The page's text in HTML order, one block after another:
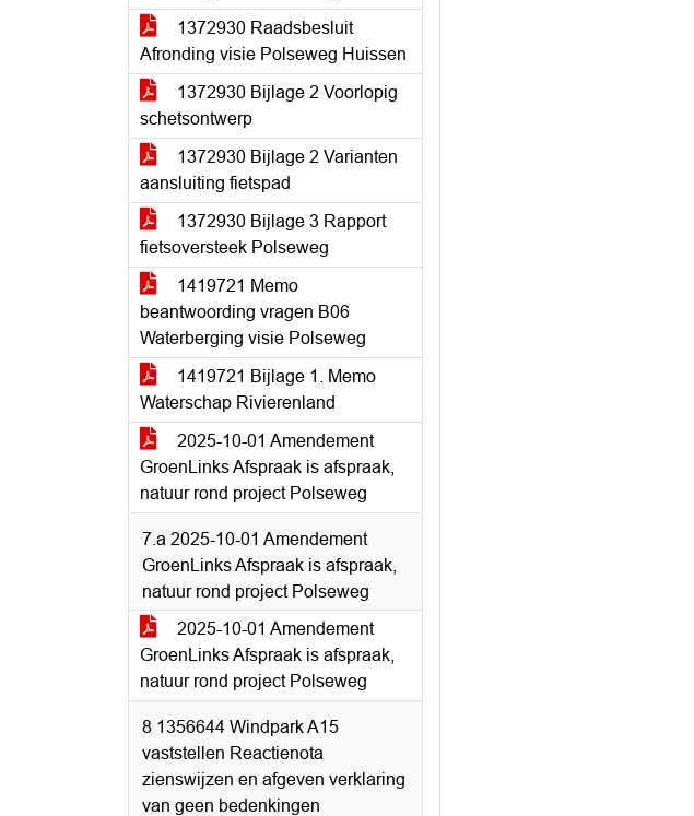
1372930 Raadsbesluit
Afronding visie Polseweg Huissen
1372930 Bijlage 2 Voorlopig
schetsontwerp
1372930 Bijlage 2 Varianten
aansluiting fietspad
1372930 Bijlage 3 Rapport
fietsoversteek Polseweg
1419721 Memo
beantwoording vragen B06
Waterberging visie Polseweg
1419721 Bijlage 1. Memo
Waterschap Rivierenland
2025-10-01 Amendement
GroenLinks Afspraak is afspraak,
natuur rond project Polseweg
7.a 2025-10-01 Amendement
GroenLinks Afspraak is afspraak,
natuur rond project Polseweg
2025-10-01 Amendement
GroenLinks Afspraak is afspraak,
natuur rond project Polseweg
8 1356644 Windpark A15
vaststellen Reactienota
zienswijzen en afgeven verklaring
van geen bedenkingen